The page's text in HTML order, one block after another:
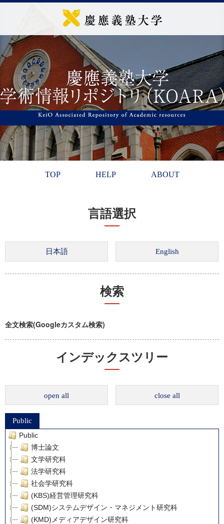
TOP HELP ABOUT
言語選択
検索
全文検索(Googleカスタム検索)
インデックスツリー
open all close all
Public
Public
博士論文
文学研究科
法学研究科
社会学研究科
(KBS)経営管理研究科
(SDM)システムデザイン・マネジメント研究科
(KMD)メディアデザイン研究科